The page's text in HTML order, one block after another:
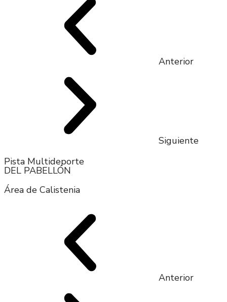
Anterior
Siguiente
Pista Multideporte
DEL PABELLÓN
Área de Calistenia
Anterior